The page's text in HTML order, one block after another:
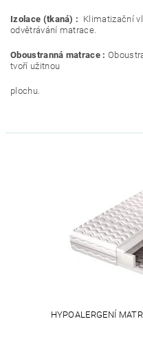
Izolace (tkaná) : Klimatizační
odvětrávání matrace.
Oboustranná matrace :
tvoří užitnou
plochu.
HYPOALERGENÍ